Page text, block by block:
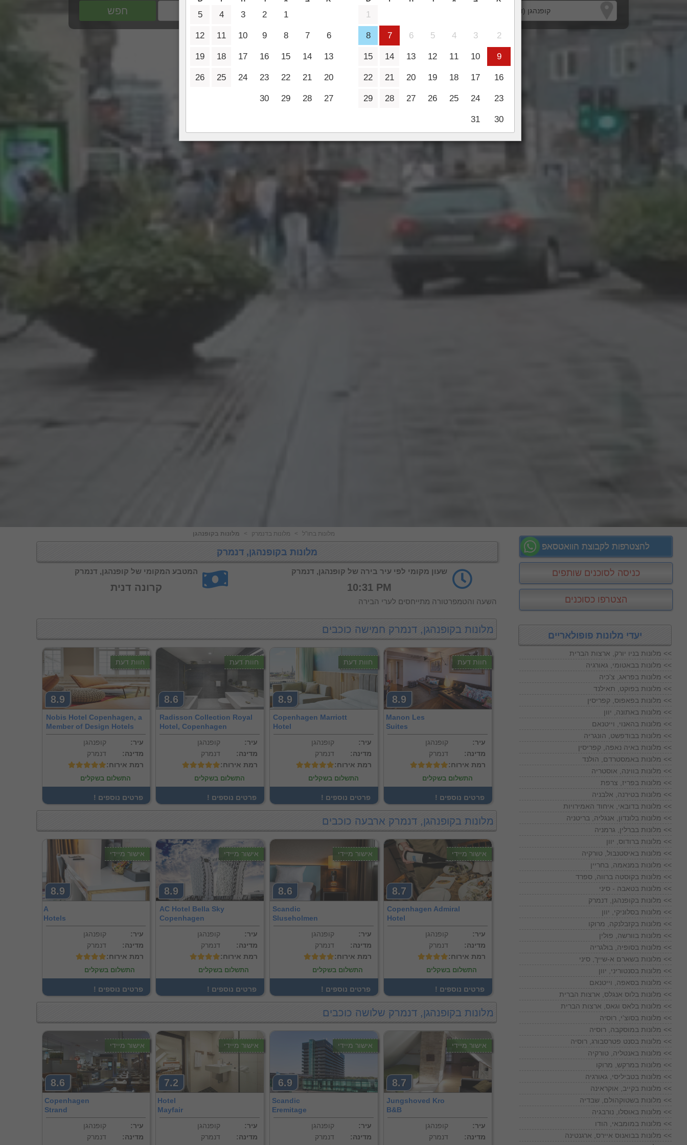
חפש
מלונות בקופנהגן < מלונות בדנמרק < מלונות בחו"ל
מלונות בקופנהגן, דנמרק
המטבע המקומי של קופנהגן, דנמרק
קרונה דנית
שעון מקומי לפי עיר בירה של קופנהגן, דנמרק
10:31 PM
השעה והטמפרטורה מתייחסים לערי הבירה
מלונות בקופנהגן, דנמרק חמישה כוכבים
8.9
חוות דעת
Manon Les
Suites
קופנהגן
:עיר
דנמרק
:מדינה
:רמת אירוח
התשלום בשקלים
! פרטים נוספים
8.9
חוות דעת
Copenhagen Marriott
Hotel
קופנהגן
:עיר
דנמרק
:מדינה
:רמת אירוח
התשלום בשקלים
! פרטים נוספים
8.6
חוות דעת
Radisson Collection Royal
Hotel, Copenhagen
קופנהגן
:עיר
דנמרק
:מדינה
:רמת אירוח
התשלום בשקלים
! פרטים נוספים
8.9
חוות דעת
Nobis Hotel Copenhagen, a
Member of Design Hotels
קופנהגן
:עיר
דנמרק
:מדינה
:רמת אירוח
התשלום בשקלים
! פרטים נוספים
מלונות בקופנהגן, דנמרק ארבעה כוכבים
8.7
אישור מיידי
Copenhagen Admiral
Hotel
קופנהגן
:עיר
דנמרק
:מדינה
:רמת אירוח
התשלום בשקלים
! פרטים נוספים
8.6
אישור מיידי
Scandic
Sluseholmen
קופנהגן
:עיר
דנמרק
:מדינה
:רמת אירוח
התשלום בשקלים
! פרטים נוספים
8.9
אישור מיידי
AC Hotel Bella Sky
Copenhagen
קופנהגן
:עיר
דנמרק
:מדינה
:רמת אירוח
התשלום בשקלים
! פרטים נוספים
8.9
אישור מיידי
A
Hotels
קופנהגן
:עיר
דנמרק
:מדינה
:רמת אירוח
התשלום בשקלים
! פרטים נוספים
מלונות בקופנהגן, דנמרק שלושה כוכבים
8.7
אישור מיידי
Jungshoved Kro
B&B
קופנהגן
:עיר
דנמרק
:מדינה
6.9
אישור מיידי
Scandic
Eremitage
קופנהגן
:עיר
דנמרק
:מדינה
7.2
אישור מיידי
Hotel
Mayfair
קופנהגן
:עיר
דנמרק
:מדינה
8.6
אישור מיידי
Copenhagen
Strand
קופנהגן
:עיר
דנמרק
:מדינה
להצטרפות לקבוצת הוואטסאפ
כניסה לסוכנים שותפים
הצטרפו כסוכנים
יעדי מלונות פופולאריים
מלונות בניו יורק, ארצות הברית <<
מלונות בבאטומי, גאורגיה <<
מלונות בפראג, צ'כיה <<
מלונות בפוקט, תאילנד <<
מלונות בפאפוס, קפריסין <<
מלונות באתונה, יוון <<
מלונות בהאנוי, וייטנאם <<
מלונות בבודפשט, הונגריה <<
מלונות באיה נאפה, קפריסין <<
מלונות באמסטרדם, הולנד <<
מלונות בווינה, אוסטריה <<
מלונות בפריז, צרפת <<
מלונות בטירנה, אלבניה <<
מלונות בדובאי, איחוד האמירויות <<
מלונות בלונדון, אנגליה, בריטניה <<
מלונות בברלין, גרמניה <<
מלונות ברודוס, יוון <<
מלונות באיסטנבול, טורקיה <<
מלונות במנאמה, בחריין <<
מלונות בקוסטה ברווה, ספרד <<
מלונות בטאבה - סיני <<
מלונות בקופנהגן, דנמרק <<
מלונות בסלוניקי, יוון <<
מלונות בקזבלנקה, מרוקו <<
מלונות בוורשה, פולין <<
מלונות בסופיה, בולגריה <<
מלונות בשארם א-שייך, סיני <<
מלונות בסנטוריני, יוון <<
מלונות בסאפה, וייטנאם <<
מלונות בלוס אנגלס, ארצות הברית <<
מלונות בלאס וגאס, ארצות הברית <<
מלונות בסוצ'י, רוסיה <<
מלונות במוסקבה, רוסיה <<
מלונות בסנט פטרסבורג, רוסיה <<
מלונות באנטליה, טורקיה <<
מלונות במרקש, מרוקו <<
מלונות בטביליסי, גאורגיה <<
מלונות בקייב, אוקראינה <<
מלונות בשטוקהולם, שבדיה <<
מלונות באוסלו, נורבגיה <<
מלונות במומבאי, הודו <<
מלונות בבואנוס איירס, ארגנטינה <<
1
2
3
4
5
6
7
8
9
10
11
12
13
14
15
16
17
18
19
20
21
22
23
24
25
26
27
28
29
30
31
1
2
3
4
5
6
7
8
9
10
11
12
13
14
15
16
17
18
19
20
21
22
23
24
25
26
27
28
29
30